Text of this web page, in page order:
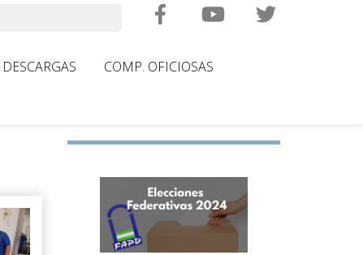
Search
DESCARGAS
COMP. OFICIOSAS